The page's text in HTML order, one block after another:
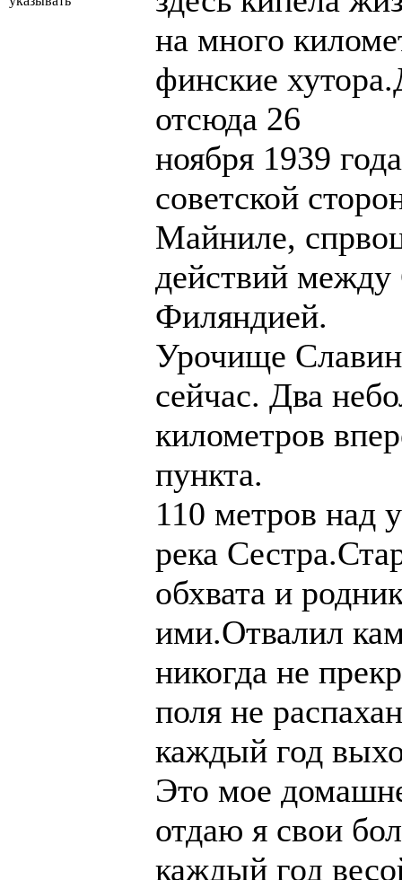
на много
финские
отсюда 26
ноября 1939
советской
Майниле,
действий
Филяндией.
Урочище
сейчас. Два
километров
пункта.
110 метров над
река
обхвата и
ими.Отвалил
никогда не
поля не
каждый год
Это мое
отдаю я свои
каждый год